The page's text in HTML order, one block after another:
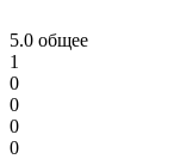
5.0 общее
1
0
0
0
0